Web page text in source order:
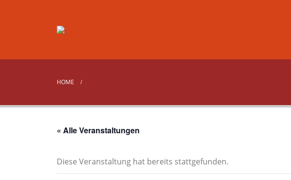
HOME
« Alle Veranstaltungen
Diese Veranstaltung hat bereits stattgefunden.